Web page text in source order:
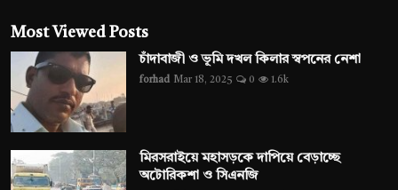
Most Viewed Posts
চাঁদাবাজী ও ভূমি দখল কিলার স্বপনের নেশা
forhad Mar 18, 2025 0 1.6k
মিরসরাইয়ে মহাসড়কে দাপিয়ে বেড়াচ্ছে
অটোরিকশা ও সিএনজি